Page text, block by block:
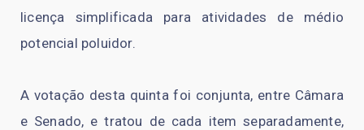
licença simplificada para atividades de médio
potencial poluidor.
A votação desta quinta foi conjunta, entre Câmara
e Senado, e tratou de cada item separadamente,